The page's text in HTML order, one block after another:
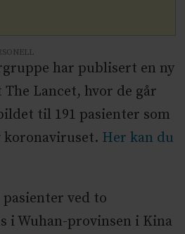
har publisert en ny
Lancet, hvor de går
til 191 pasienter som
koronaviruset. Her kan du
ved to
i Wuhan-provinsen i Kina